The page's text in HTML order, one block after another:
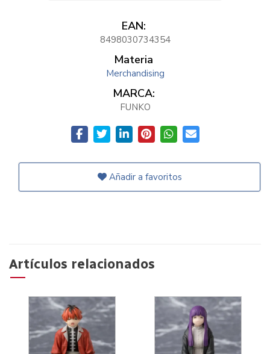
EAN:
8498030734354
Materia
Merchandising
MARCA:
FUNKO
Añadir a favoritos
Artículos relacionados